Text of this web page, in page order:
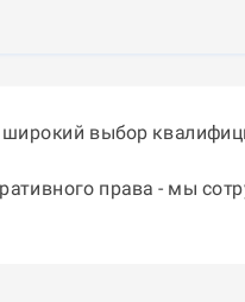
выбор
права - мы